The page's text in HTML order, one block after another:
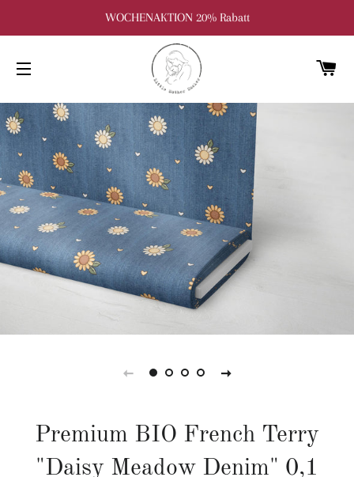
WOCHENAKTION 20% Rabatt
Premium BIO French Terry
"Daisy Meadow Denim" 0,1